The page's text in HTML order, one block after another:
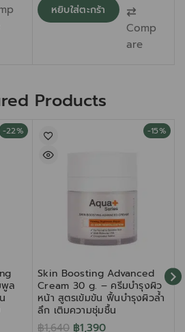
หยิบใส่ตะกร้า
Comp
are
Products
-22%
ล
-15%
Skin Boosting Advanced
Cream 30 g. – ครีมบำรุงผิว
หน้า สูตรเข้มข้น ฟื้นบำรุงผิวล้ำ
ลึก เติมความชุ่มชื้น
฿1,640 ฿1,390